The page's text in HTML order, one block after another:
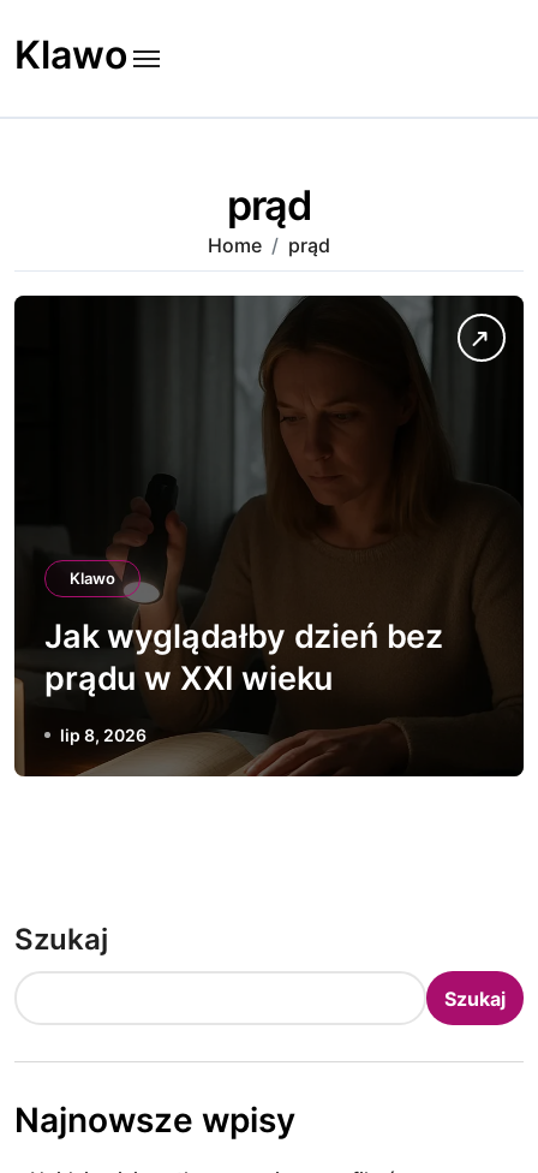
to
content
Klawo
prąd
Home prąd
Klawo
Jak wyglądałby dzień bez
prądu w XXI wieku
lip 8, 2026
Szukaj
Szukaj
Najnowsze wpisy